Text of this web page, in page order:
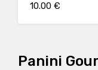
10.00 €
Panini